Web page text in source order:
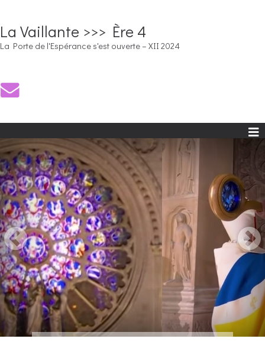
La Vaillante >>> Ère 4
La Porte de l'Espérance s'est ouverte – XII 2024